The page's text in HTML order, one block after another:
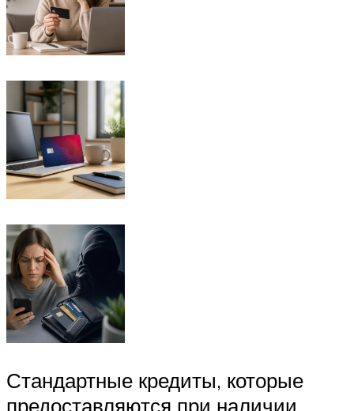
Стандартные кредиты, которые
предоставляются при наличии